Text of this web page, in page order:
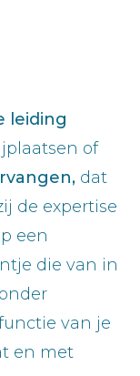
leiding
of
dat
de expertise
een
die van in
van je
en met